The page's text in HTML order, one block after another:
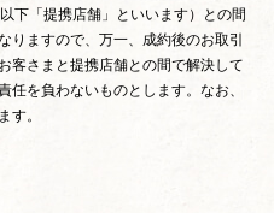
下「提携店舗」といいます）との間
りますので、万一、成約後のお取引
客さまと提携店舗との間で解決して
を負わないものとします。なお、
。